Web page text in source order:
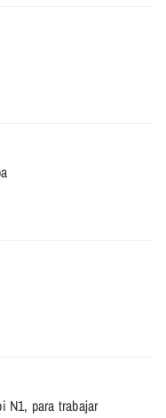
N1, para trabajar